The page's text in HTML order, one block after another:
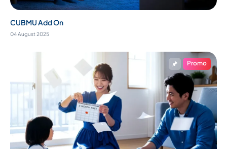
CUBMU Add On
04 August 2025
Promo